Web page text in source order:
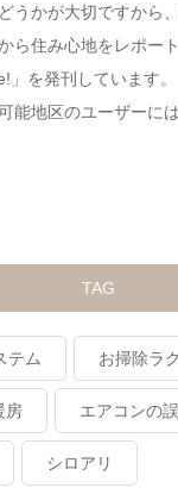
うかが大切ですから
ら住み心地をレポー
」を発刊しています。
能地区のユーザーに
TAG
テム お掃除ラ
房 エアコンの
シロアリ